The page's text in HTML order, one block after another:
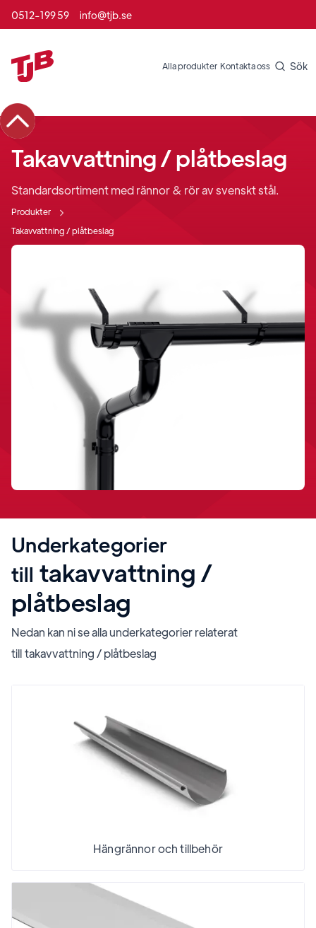
0512-199 59 info@tjb.se
Alla produkter Kontakta oss Sök
Takavvattning / plåtbeslag
Standardsortiment med rännor & rör av svenskt stål.
Produkter
Takavvattning / plåtbeslag
Underkategorier
till takavvattning /
plåtbeslag
Nedan kan ni se alla underkategorier relaterat
tilltakavvattning / plåtbeslag
Hängrännor och tillbehör